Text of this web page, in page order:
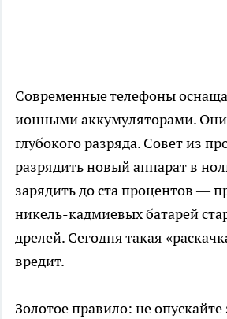
Современные телефоны
ионными аккумуляторами. Они
глубокого разряда. Совет из
разрядить новый аппарат в
зарядить до ста процентов —
никель-кадмиевых батарей
дрелей. Сегодня такая
вредит.
Золотое правило: не